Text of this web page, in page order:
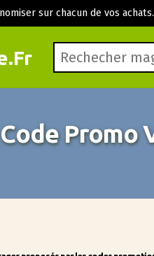
sur chacun de vos achats.
Code Promo